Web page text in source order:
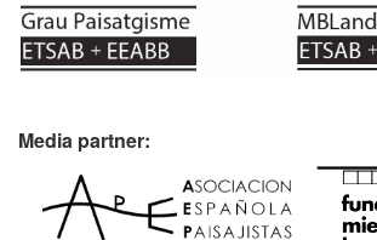
Media partner: